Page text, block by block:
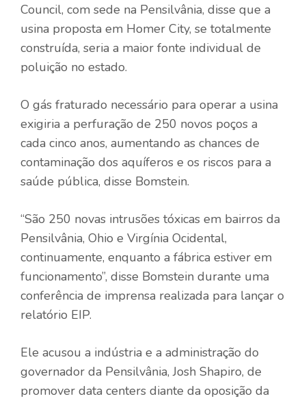
Council, com sede na Pensilvânia, disse que a
usina proposta em Homer City, se totalmente
construída, seria a maior fonte individual de
poluição no estado.
O gás fraturado necessário para operar a usina
exigiria a perfuração de 250 novos poços a
cada cinco anos, aumentando as chances de
contaminação dos aquíferos e os riscos para a
saúde pública, disse Bomstein.
“São 250 novas intrusões tóxicas em bairros da
Pensilvânia, Ohio e Virgínia Ocidental,
continuamente, enquanto a fábrica estiver em
funcionamento”, disse Bomstein durante uma
conferência de imprensa realizada para lançar o
relatório EIP.
Ele acusou a indústria e a administração do
governador da Pensilvânia, Josh Shapiro, de
promover data centers diante da oposição da